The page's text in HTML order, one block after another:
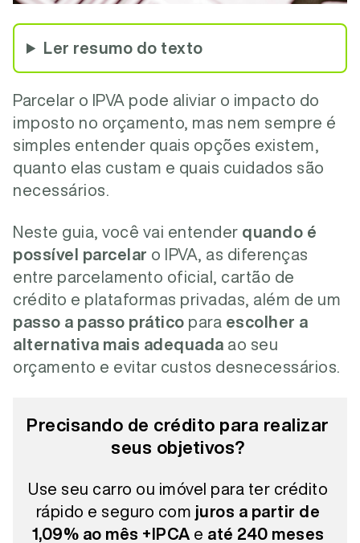
Ler resumo do texto
Parcelar o IPVA pode aliviar o impacto do
imposto no orçamento, mas nem sempre é
simples entender quais opções existem,
quanto elas custam e quais cuidados são
necessários.
Neste guia, você vai entender quando é
possível parcelar o IPVA, as diferenças
entre parcelamento oficial, cartão de
crédito e plataformas privadas, além de um
passo a passo prático para escolher a
alternativa mais adequada ao seu
orçamento e evitar custos desnecessários.
Precisando de crédito para realizar
seus objetivos?
Use seu carro ou imóvel para ter crédito
rápido e seguro com juros a partir de
1,09% ao mês +IPCA e até 240 meses